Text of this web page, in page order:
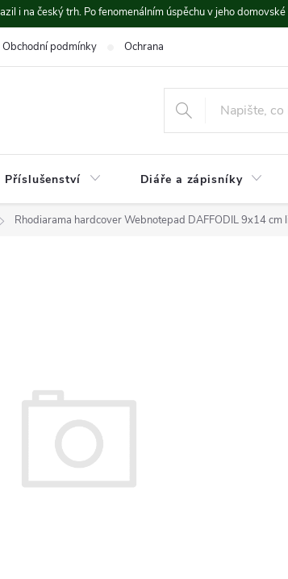
i na český trh. Po fenomenálním úspěchu v jeho
Obchodní podmínky Ochrana údajů
Příslušenství Diáře a zápisníky
Rhodiarama hardcover Webnotepad DAFFODIL 9x14